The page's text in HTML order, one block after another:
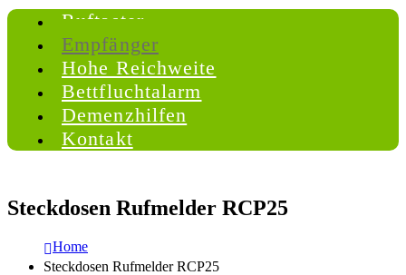
Ruftaster
Empfänger
Hohe Reichweite
Bettfluchtalarm
Demenzhilfen
Kontakt
Steckdosen Rufmelder RCP25
Home
Steckdosen Rufmelder RCP25